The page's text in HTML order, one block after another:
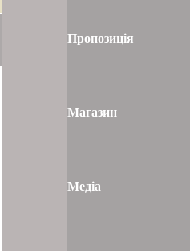
Пропозиція
Магазин
Медіа